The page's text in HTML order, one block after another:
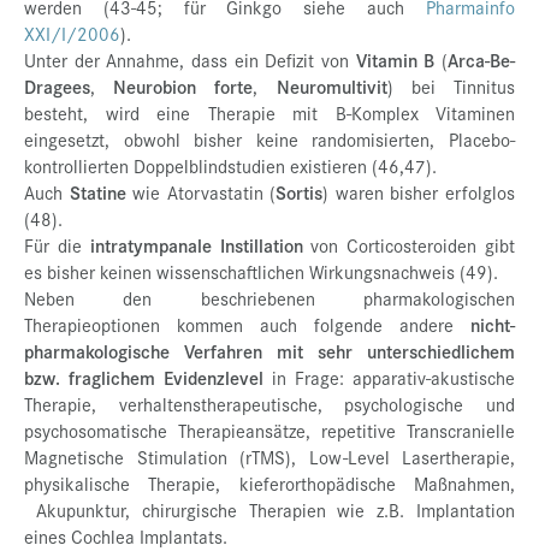
werden (43-45; für Ginkgo siehe auch Pharmainfo
XXI/I/2006).
Unter der Annahme, dass ein Defizit von Vitamin B (Arca-Be-
Dragees, Neurobion forte, Neuromultivit) bei Tinnitus
besteht, wird eine Therapie mit B-Komplex Vitaminen
eingesetzt, obwohl bisher keine randomisierten, Placebo-
kontrollierten Doppelblindstudien existieren (46,47).
Auch Statinewie Atorvastatin (Sortis) waren bisher erfolglos
(48).
Für die intratympanale Instillationvon Corticosteroiden gibt
es bisher keinen wissenschaftlichen Wirkungsnachweis (49).
Neben den beschriebenen pharmakologischen
Therapieoptionen kommen auch folgende andere nicht-
pharmakologische Verfahren mit sehr unterschiedlichem
bzw. fraglichem Evidenzlevel in Frage: apparativ-akustische
Therapie, verhaltenstherapeutische, psychologische und
psychosomatische Therapieansätze, repetitive Transcranielle
Magnetische Stimulation (rTMS), Low-Level Lasertherapie,
physikalische Therapie, kieferorthopädische Maßnahmen,
Akupunktur, chirurgische Therapien wie z.B. Implantation
eines Cochlea Implantats.